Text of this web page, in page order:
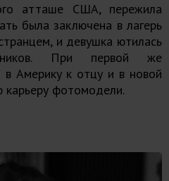
атташе США, пережила
была заключена в лагерь
и девушка ютилась
При первой же
в Америку к отцу и в новой
карьеру фотомодели.